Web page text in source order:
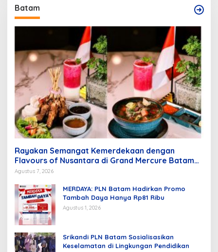
Batam
Rayakan Semangat Kemerdekaan dengan
Flavours of Nusantara di Grand Mercure Batam
Centre
Agustus 7, 2026
MERDAYA: PLN Batam Hadirkan Promo
Tambah Daya Hanya Rp81 Ribu
Agustus 1, 2026
Srikandi PLN Batam Sosialisasikan
Keselamatan di Lingkungan Pendidikan